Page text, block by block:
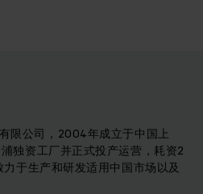
限公司，2004年成立于中国上
独资工厂并正式投产运营，耗资2
于生产和研发适用中国市场以及